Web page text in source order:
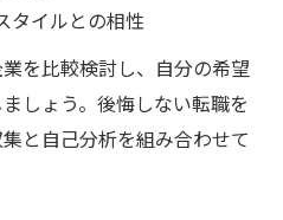
タイルとの相性
を比較検討し、自分の希望
しょう。後悔しない転職を
と自己分析を組み合わせて